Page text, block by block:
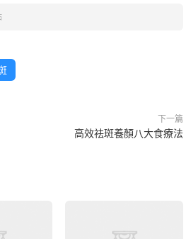
下一篇
高效祛斑養顏八大食療法